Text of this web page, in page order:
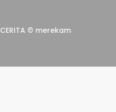
CERITA © merekam